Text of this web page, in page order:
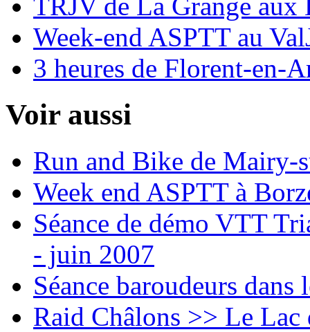
Week-end ASPTT au
3 heures de Florent-en-
Voir aussi
Run and Bike de Mairy-
Week end ASPTT à
Séance de démo VTT
- juin 2007
Séance baroudeurs
Raid Châlons >> Le